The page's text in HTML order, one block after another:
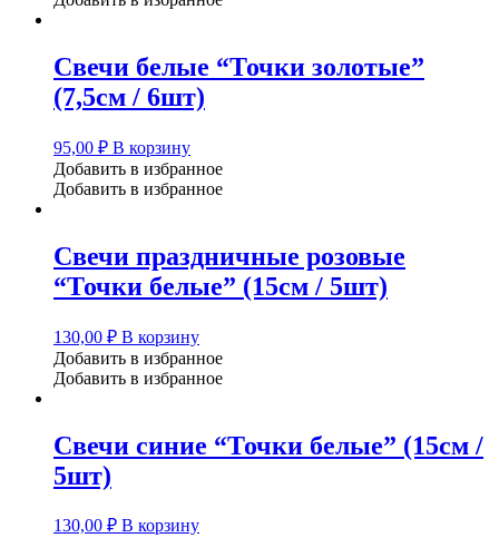
Свечи белые “Точки золотые”
(7,5см / 6шт)
95,00 ₽ В корзину
Добавить в избранное
Добавить в избранное
Свечи праздничные розовые
“Точки белые” (15см / 5шт)
130,00 ₽ В корзину
Добавить в избранное
Добавить в избранное
Свечи синие “Точки белые” (15см /
5шт)
130,00 ₽ В корзину